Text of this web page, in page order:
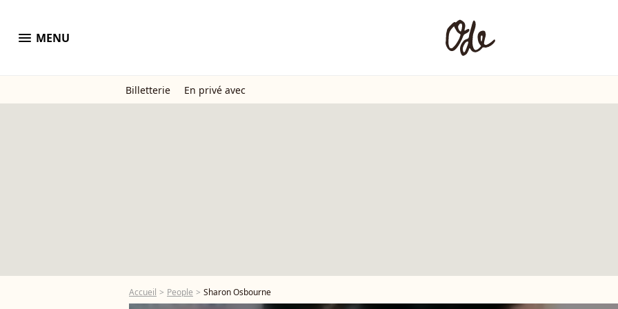
menu MENU
Billetterie En privé avec
Accueil People Sharon Osbourne